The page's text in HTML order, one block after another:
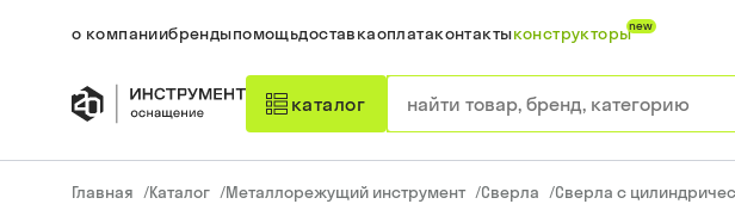
о компаниибрендыпомощьдоставкаоплатаконтактыконструкторыnew
каталог
Главная /Каталог /Металлорежущий инструмент /Сверла /Сверла с